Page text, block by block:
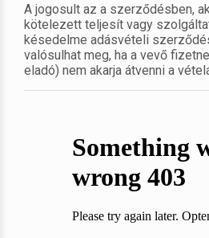
A jogosult az a szerződésben,
kötelezett teljesít vagy
késedelme adásvételi
valósulhat meg, ha a vevő
eladó) nem akarja átvenni a